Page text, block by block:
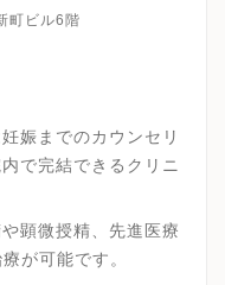
町ビル6階
娠までのカウンセリ
で完結できるクリニ
顕微授精、先進医療
が可能です。